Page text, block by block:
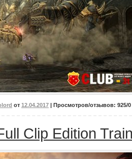
от 12.04.2017 | Просмотров/отзывов: 925/0
Clip Edition